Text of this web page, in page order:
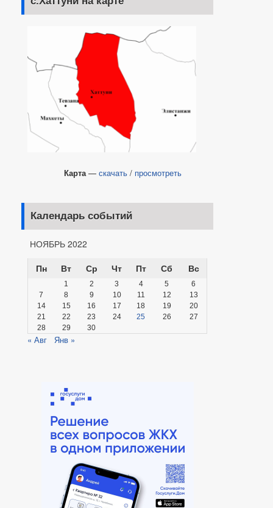
Карта— скачать / просмотреть
Календарь событий
НОЯБРЬ 2022
Пн
Вт Ср Чт Пт Сб Вс
1 2 3 4 5
6
7
8 9 10 11 12
13
14
15 16 17 18 19
20
21
22 23 24 25 26
27
28
29 30
« Авг Янв »